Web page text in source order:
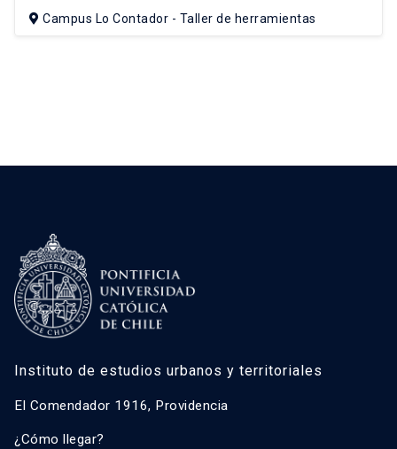
Campus Lo Contador - Taller de herramientas
Instituto de estudios urbanos y territoriales
El Comendador 1916, Providencia
¿Cómo llegar?